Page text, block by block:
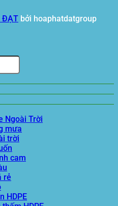
ĐẠT bởi hoaphatdatgroup
Ngoài Trời
mưa
trời
cam
rẻ
HDPE